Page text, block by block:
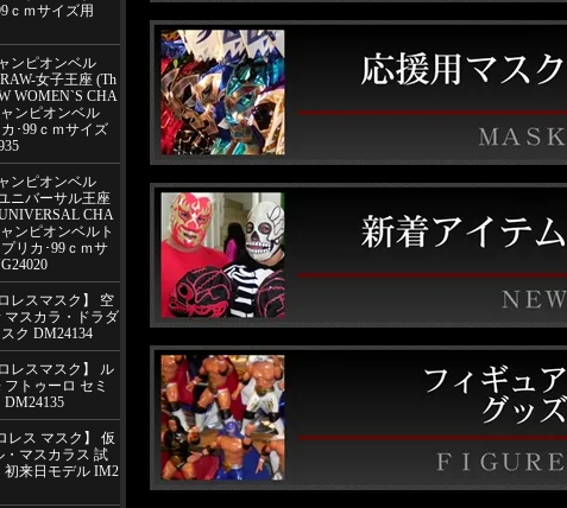
ｃｍサイズ用
ャンピオンベル
女子王座 (Th
WOMEN`S CHA
ンピオンベル
･99ｃｍサイズ
ャンピオンベル
ニバーサル王座
CHA
ンピオンベルト
リカ･99ｃｍサ
ロレスマスク】 空
マスカラ・ドラダ
ク DM24134
ロレスマスク】 ル
トゥーロ セミ
DM24135
レス マスク】 仮
・マスカラス 試
初来日モデル IM2